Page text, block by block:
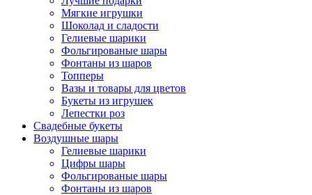
Мягкие игрушки
Шоколад и сладости
Гелиевые шарики
Фольгированые шары
Фонтаны из шаров
Топперы
Вазы и товары для цветов
Букеты из игрушек
Лепестки роз
Свадебные букеты
Воздушные шары
Гелиевые шарики
Цифры шары
Фольгированые шары
Фонтаны из шаров